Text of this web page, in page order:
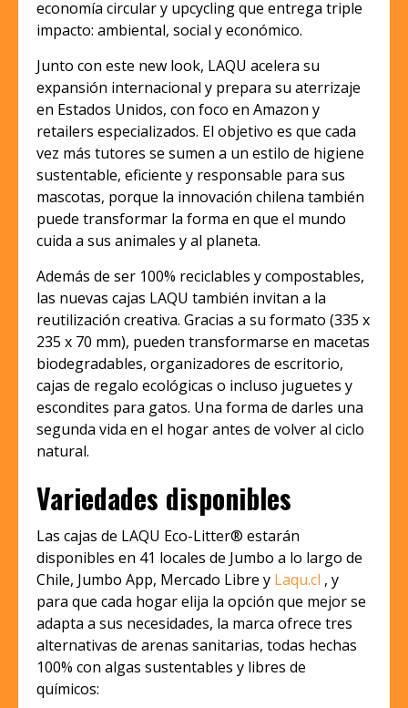
economía circular y upcycling que entrega triple
impacto: ambiental, social y económico.
Junto con este new look, LAQU acelera su
expansión internacional y prepara su aterrizaje
en Estados Unidos, con foco en Amazon y
retailers especializados. El objetivo es que cada
vez más tutores se sumen a un estilo de higiene
sustentable, eficiente y responsable para sus
mascotas, porque la innovación chilena también
puede transformar la forma en que el mundo
cuida a sus animales y al planeta.
Además de ser 100% reciclables y compostables,
las nuevas cajas LAQU también invitan a la
reutilización creativa. Gracias a su formato (335 x
235 x 70 mm), pueden transformarse en macetas
biodegradables, organizadores de escritorio,
cajas de regalo ecológicas o incluso juguetes y
escondites para gatos. Una forma de darles una
segunda vida en el hogar antes de volver al ciclo
natural.
Variedades disponibles
Las cajas de LAQU Eco-Litter® estarán
disponibles en 41 locales de Jumbo a lo largo de
Chile, Jumbo App, Mercado Libre y Laqu.cl , y
para que cada hogar elija la opción que mejor se
adapta a sus necesidades, la marca ofrece tres
alternativas de arenas sanitarias, todas hechas
100% con algas sustentables y libres de
químicos: